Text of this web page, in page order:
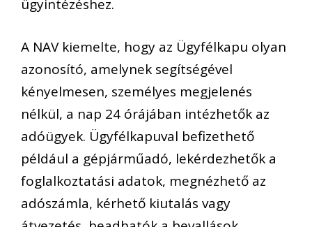
ügyintézéshez.
A NAV kiemelte, hogy az Ügyfélkapu olyan
azonosító, amelynek segítségével
kényelmesen, személyes megjelenés
nélkül, a nap 24 órájában intézhetők az
adóügyek. Ügyfélkapuval befizethető
például a gépjárműadó, lekérdezhetők a
foglalkoztatási adatok, megnézhető az
adószámla, kérhető kiutalás vagy